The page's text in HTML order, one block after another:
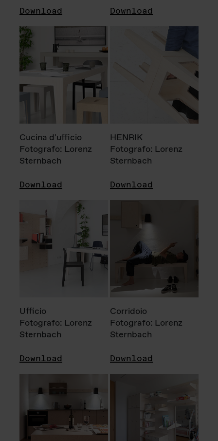
Download Download
Cucina d'ufficio
Fotografo: Lorenz
Sternbach
Download
HENRIK
Fotografo: Lorenz
Sternbach
Download
Ufficio
Fotografo: Lorenz
Sternbach
Download
Corridoio
Fotografo: Lorenz
Sternbach
Download